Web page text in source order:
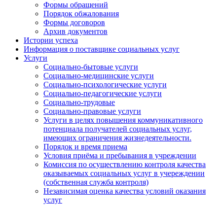
Формы обращений
Порядок обжалования
Формы договоров
Архив документов
Истории успеха
Информация о поставщике социальных услуг
Услуги
Социально-бытовые услуги
Социально-медицинские услуги
Социально-психологические услуги
Социально-педагогические услуги
Социально-трудовые
Социально-правовые услуги
Услуги в целях повышения коммуникативного
потенциала получателей социальных услуг,
имеющих ограничения жизнедеятельности.
Порядок и время приема
Условия приёма и пребывания в учреждении
Комиссия по осуществлению контроля качества
оказываемых социальных услуг в учереждении
(собственная служба контроля)
Независимая оценка качества условий оказания
услуг